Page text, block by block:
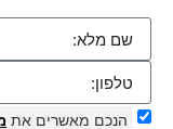
הנכם מאשרים את